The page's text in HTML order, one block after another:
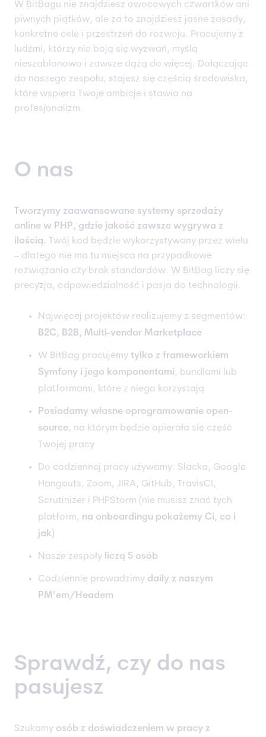
W BitBagu nie znajdziesz owocowych czwartków ani
piwnych piątków, ale za to znajdziesz jasne zasady,
konkretne cele i przestrzeń do rozwoju. Pracujemy z
ludźmi, którzy nie boją się wyzwań, myślą
nieszablonowo i zawsze dążą do więcej. Dołączając
do naszego zespołu, stajesz się częścią środowiska,
które wspiera Twoje ambicje i stawia na
profesjonalizm.
O nas
Tworzymy zaawansowane systemy sprzedaży
online w PHP, gdzie jakość zawsze wygrywa z
ilością.
Twój kod będzie wykorzystywany przez wielu
– dlatego nie ma tu miejsca na przypadkowe
rozwiązania czy brak standardów. W BitBag liczy się
precyzja, odpowiedzialność i pasja do technologii.
Najwięcej projektów realizujemy z segmentów:
B2C, B2B, Multi-vendor Marketplace
W BitBag pracujemy tylko z frameworkiem
Symfony i jego komponentami, bundlami lub
platformami, które z niego korzystają
Posiadamy własne oprogramowanie open-
source, na którym będzie opierała się część
Twojej pracy
Do codziennej pracy używamy: Slacka, Google
Hangouts, Zoom, JIRA, GitHub, TravisCI,
Scrutinizer i PHPStorm (nie musisz znać tych
platform, na onboardingu pokażemy Ci, co i
jak)
Nasze zespoły liczą 5 osób
Codziennie prowadzimy daily z naszym
PM’em/Headem
Sprawdź, czy do nas
pasujesz
Szukamy osób z doświadczeniem w pracy z